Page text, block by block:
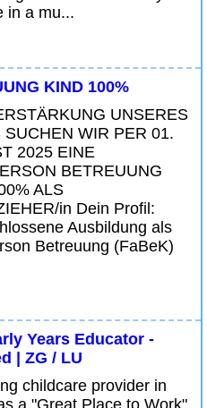
in a mu...
KIND 100%
UNSERES
SUCHEN WIR PER 01.
2025 EINE
BETREUUNG
ALS
in Dein Profil:
Ausbildung als
Betreuung (FaBeK)
Years Educator -
| ZG / LU
childcare provider in
a "Great Place to Work"